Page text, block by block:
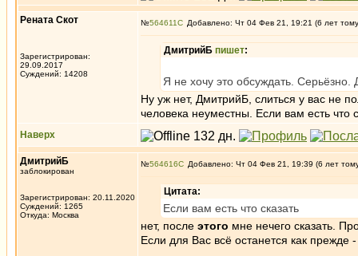
Рената Скот
Зарегистрирован:
29.09.2017
Суждений: 14208
№564611 Добавлено: Чт 04 Фев 21, 19:21 (6 лет
ДмитрийБ пишет:
Я не хочу это обсуждать.
Ну уж нет, ДмитрийБ, слиться у вас не
человека неуместны. Если вам есть что
Наверх
ДмитрийБ
заблокирован
Зарегистрирован: 20.11.2020
Суждений: 1265
Откуда: Москва
№564616 Добавлено: Чт 04 Фев 21, 19:39 (6 лет
Цитата:
Если вам есть что сказать
нет, после этого мне нечего сказать.
Если для Вас всё останется как прежде